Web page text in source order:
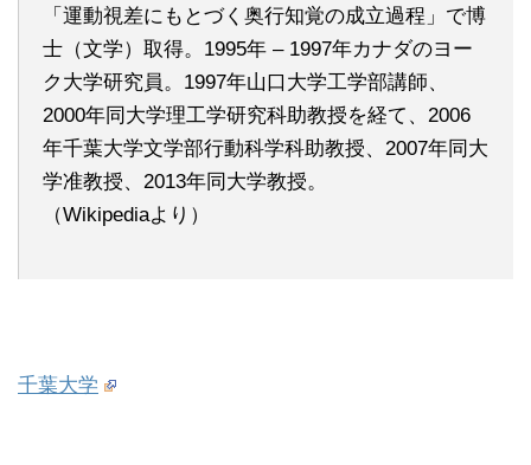
「運動視差にもとづく奥行知覚の成立過程」で博
士（文学）取得。1995年 – 1997年カナダのヨー
ク大学研究員。1997年山口大学工学部講師、
2000年同大学理工学研究科助教授を経て、2006
年千葉大学文学部行動科学科助教授、2007年同大
学准教授、2013年同大学教授。
（Wikipediaより）
千葉大学